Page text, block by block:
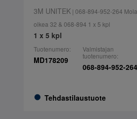
3M UNITEK| 068-894-952-264
oikea 32 & 068-894 1 x 5 kpl
1 x 5 kpl
Tuotenumero:
MD178209
Tehdastilaustuote
Valmistajan
tuotenumero:
068-894-952-264